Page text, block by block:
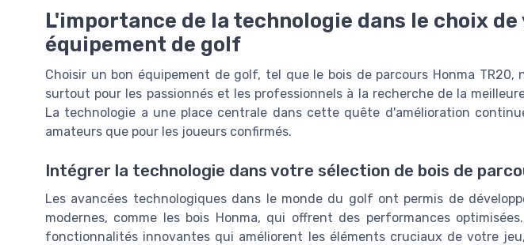
L'importance de la technologie dans le choix de
équipement de golf
Choisir un bon équipement de golf, tel que le bois de parcours Honma TR20,
surtout pour les passionnés et les professionnels à la recherche de la
La technologie a une place centrale dans cette quête d'amélioration
amateurs que pour les joueurs confirmés.
Intégrer la technologie dans votre sélection de bois de
Les avancées technologiques dans le monde du golf ont permis de
modernes, comme les bois Honma, qui offrent des performances
fonctionnalités innovantes qui améliorent les éléments cruciaux de votre